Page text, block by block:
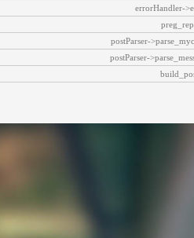
errorHandler-
postParser-
postParser-